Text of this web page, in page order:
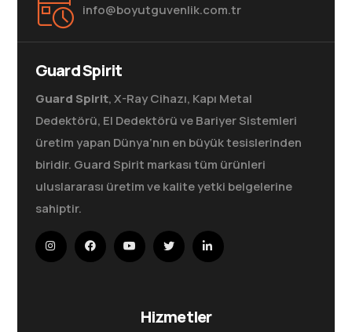
info@boyutguvenlik.com.tr
Guard Spirit
Guard Spirit, X-Ray Cihazı, Kapı Metal
Dedektörü, El Dedektörü ve Bariyer Sistemleri
üretim yapan Dünya’nın en büyük tesislerinden
biridir. Guard Spirit markası tüm ürünleri
uluslararası üretim ve kalite yetki belgelerine
sahiptir.
Hizmetler